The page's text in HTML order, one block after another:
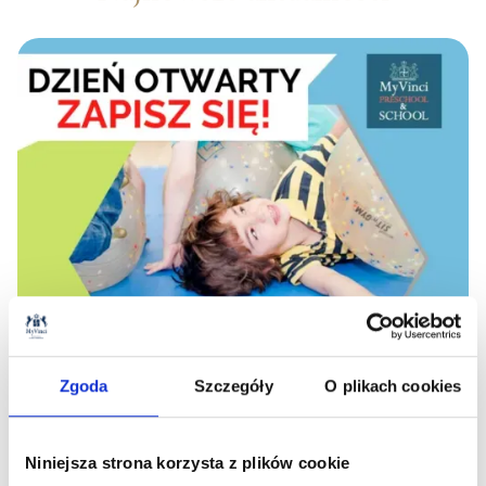
Zgoda Szczegóły O plikach cookies
Niniejsza strona korzysta z plików cookie
16.05.2024
Dzień Otwarty w MyVinci 25.05.2024